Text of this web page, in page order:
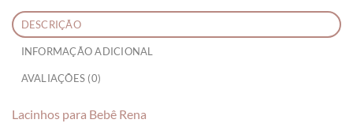
DESCRIÇÃO
INFORMAÇÃO ADICIONAL
AVALIAÇÕES (0)
Lacinhos para Bebê Rena